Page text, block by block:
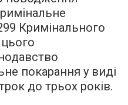
Кримінального
покарання у виді
до трьох років.